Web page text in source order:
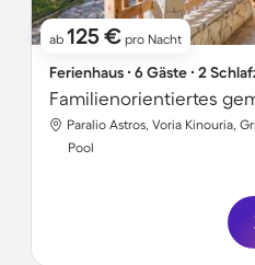
ab 125 € pro Nacht
Ferienhaus ∙ 6 Gäste ∙ 2
Paralio Astros, Voria Kinouria,
Pool